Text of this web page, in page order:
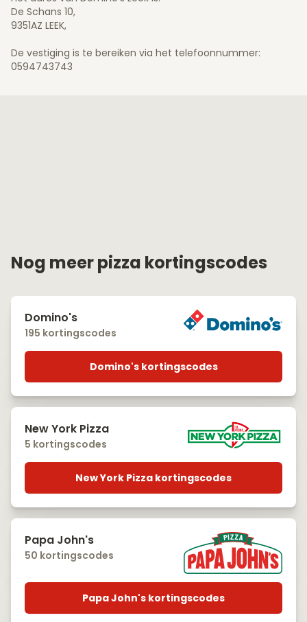
De Schans 10,
9351AZ LEEK,
De vestiging is te bereiken via het telefoonnummer:
0594743743
Nog meer pizza kortingscodes
Domino's
195 kortingscodes
Domino's kortingscodes
New York Pizza
5 kortingscodes
New York Pizza kortingscodes
Papa John's
50 kortingscodes
Papa John's kortingscodes